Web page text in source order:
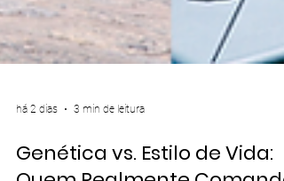
há 2 dias 3 min de leitura